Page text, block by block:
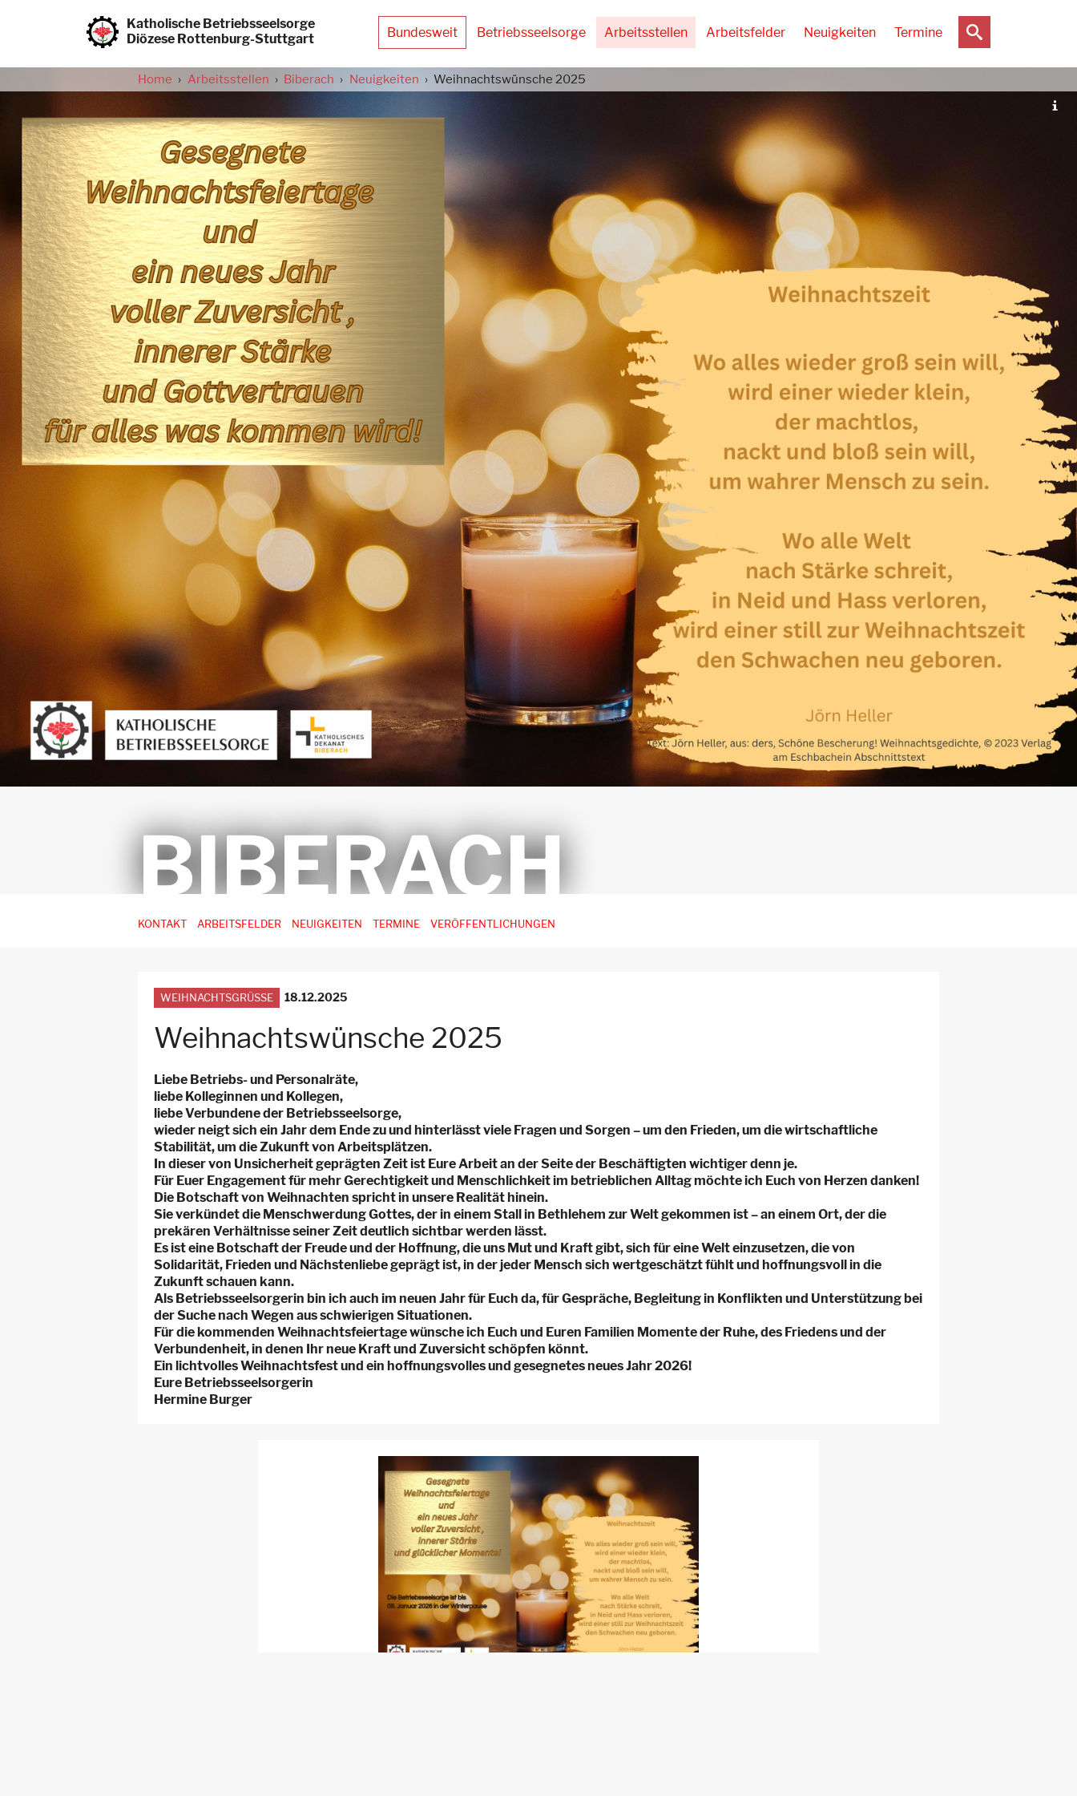
Katholische Betriebsseelsorge
Diözese Rottenburg-Stuttgart
Bundesweit Betriebsseelsorge Arbeitsstellen Arbeitsfelder Neuigkeiten Termine
Pfadnavigation
Home Arbeitsstellen Biberach Neuigkeiten Weihnachtswünsche 2025
BIBERACH
Hauptnavigation
KONTAKT ARBEITSFELDER NEUIGKEITEN TERMINE VERÖFFENTLICHUNGEN
WEIHNACHTSGRÜSSE 18.12.2025
Weihnachtswünsche 2025
Liebe Betriebs- und Personalräte,
liebe Kolleginnen und Kollegen,
liebe Verbundene der Betriebsseelsorge,
wieder neigt sich ein Jahr dem Ende zu und hinterlässt viele Fragen und Sorgen – um den Frieden, um die wirtschaftliche
Stabilität, um die Zukunft von Arbeitsplätzen.
In dieser von Unsicherheit geprägten Zeit ist Eure Arbeit an der Seite der Beschäftigten wichtiger denn je.
Für Euer Engagement für mehr Gerechtigkeit und Menschlichkeit im betrieblichen Alltag möchte ich Euch von Herzen danken!
Die Botschaft von Weihnachten spricht in unsere Realität hinein.
Sie verkündet die Menschwerdung Gottes, der in einem Stall in Bethlehem zur Welt gekommen ist – an einem Ort, der die
prekären Verhältnisse seiner Zeit deutlich sichtbar werden lässt.
Es ist eine Botschaft der Freude und der Hoffnung, die uns Mut und Kraft gibt, sich für eine Welt einzusetzen, die von
Solidarität, Frieden und Nächstenliebe geprägt ist, in der jeder Mensch sich wertgeschätzt fühlt und hoffnungsvoll in die
Zukunft schauen kann.
Als Betriebsseelsorgerin bin ich auch im neuen Jahr für Euch da, für Gespräche, Begleitung in Konflikten und Unterstützung bei
der Suche nach Wegen aus schwierigen Situationen.
Für die kommenden Weihnachtsfeiertage wünsche ich Euch und Euren Familien Momente der Ruhe, des Friedens und der
Verbundenheit, in denen Ihr neue Kraft und Zuversicht schöpfen könnt.
Ein lichtvolles Weihnachtsfest und ein hoffnungsvolles und gesegnetes neues Jahr 2026!
Eure Betriebsseelsorgerin
Hermine Burger